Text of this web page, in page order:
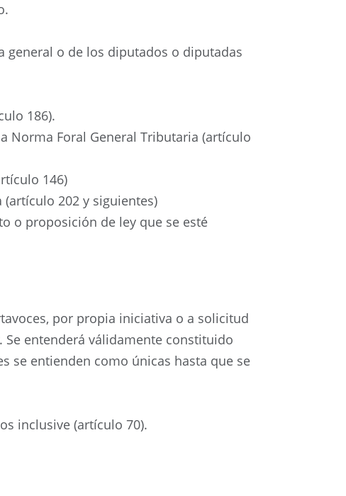
general o de los diputados o diputadas
186).
Norma Foral General Tributaria (artículo
146)
202 y siguientes)
o proposición de ley que se esté
por propia iniciativa o a solicitud
entenderá válidamente constituido
se entienden como únicas hasta que se
inclusive (artículo 70).